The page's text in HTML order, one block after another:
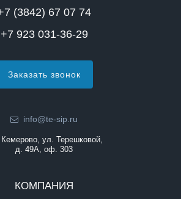
(3842) 67 07 74
+7 923 031-36-29
Заказать звонок
info@te-sip.ru
Кемерово, ул. Терешковой,
д. 49А, оф. 303
КОМПАНИЯ